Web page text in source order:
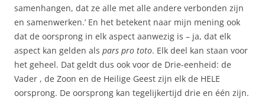
samenhangen, dat ze alle met alle andere verbonden zijn
en samenwerken.’ En het betekent naar mijn mening ook
dat de oorsprong in elk aspect aanwezig is – ja, dat elk
aspect kan gelden als pars pro toto. Elk deel kan staan voor
het geheel. Dat geldt dus ook voor de Drie-eenheid: de
Vader , de Zoon en de Heilige Geest zijn elk de HELE
oorsprong. De oorsprong kan tegelijkertijd drie en één zijn.